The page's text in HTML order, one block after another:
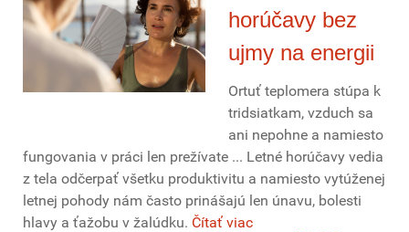
horúčavy bez
ujmy na energii
Ortuť teplomera stúpa k
tridsiatkam, vzduch sa
ani nepohne a namiesto
fungovania v práci len prežívate ... Letné horúčavy vedia
z tela odčerpať všetku produktivitu a namiesto vytúženej
letnej pohody nám často prinášajú len únavu, bolesti
hlavy a ťažobu v žalúdku. Čítať viac